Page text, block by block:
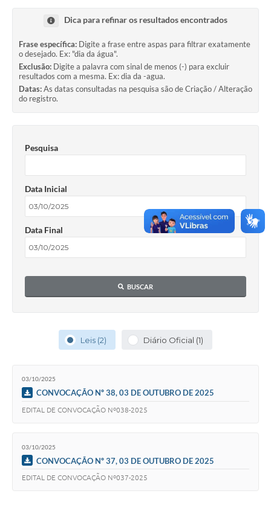
Transparência
Fale Conosco
Leis Municipais
Legislação
Serviços Online
Transparência
Diário Oficial
Editais
Dica para refinar os resultados encontrados
Frase específica: Digite a frase entre aspas para filtrar exatamente
o desejado. Ex: "dia da água".
Exclusão: Digite a palavra com sinal de menos (-) para excluir
resultados com a mesma. Ex: dia da -agua.
Datas:As datas consultadas na pesquisa são de Criação / Alteração
do registro.
Pesquisa
Data Inicial
Data Final
BUSCAR
Leis (2) Diário Oficial (1)
03/10/2025
CONVOCAÇÃO Nº 38, 03 DE OUTUBRO DE 2025
EDITAL DE CONVOCAÇÃO Nº038-2025
03/10/2025
CONVOCAÇÃO Nº 37, 03 DE OUTUBRO DE 2025
EDITAL DE CONVOCAÇÃO Nº037-2025